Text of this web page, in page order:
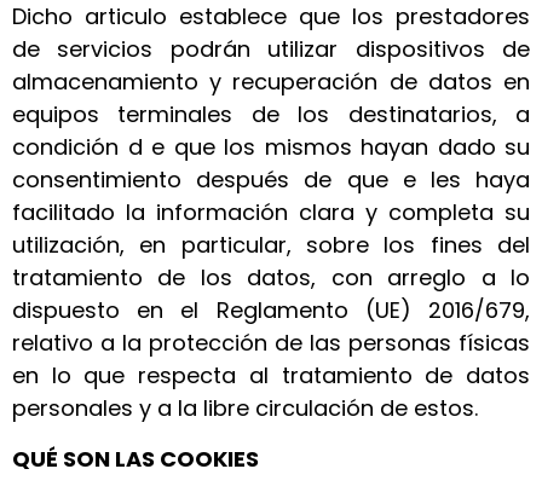
Dicho articulo establece que los prestadores
de servicios podrán utilizar dispositivos de
almacenamiento y recuperación de datos en
equipos terminales de los destinatarios, a
condición d e que los mismos hayan dado su
consentimiento después de que e les haya
facilitado la información clara y completa su
utilización, en particular, sobre los fines del
tratamiento de los datos, con arreglo a lo
dispuesto en el Reglamento (UE) 2016/679,
relativo a la protección de las personas físicas
en lo que respecta al tratamiento de datos
personales y a la libre circulación de estos.
QUÉ SON LAS COOKIES